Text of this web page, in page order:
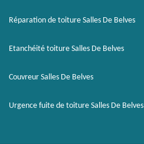
Réparation de toiture Salles De Belves
Etanchéité toiture Salles De Belves
Couvreur Salles De Belves
Urgence fuite de toiture Salles De Belves